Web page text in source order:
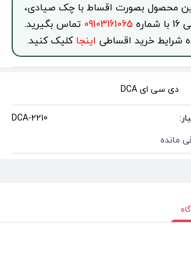
محصول بصورت اقساط با چک صیادی،
09103161065 تماس بگیرید.
شرایط خرید اقساطی اینجاکلیک کنید.
دی سی ای DCA
DCA-2210